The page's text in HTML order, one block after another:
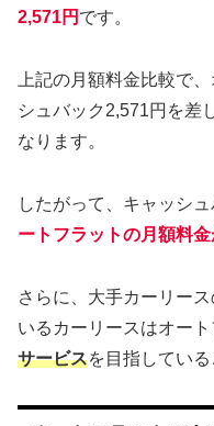
2,571円 です。
上記の月額料金比較で
シュバック2,571円を差
なります。
したがって、キャッシ
ートフラットの月額料
さらに、大手カーリー
いるカーリースはオート
サービスを目指している